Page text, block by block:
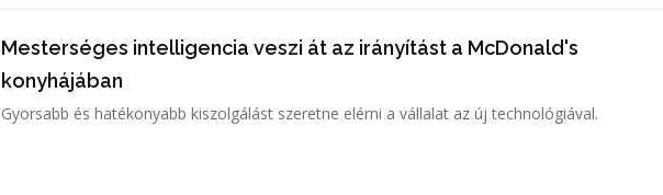
Mesterséges intelligencia veszi át az irányítást a McDonald's
konyhájában
Gyorsabb és hatékonyabb kiszolgálást szeretne elérni a vállalat az új technológiával.